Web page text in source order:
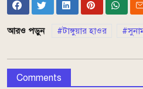
আরও পড়ুন টাঙ্গুয়ার হাওর
Comments